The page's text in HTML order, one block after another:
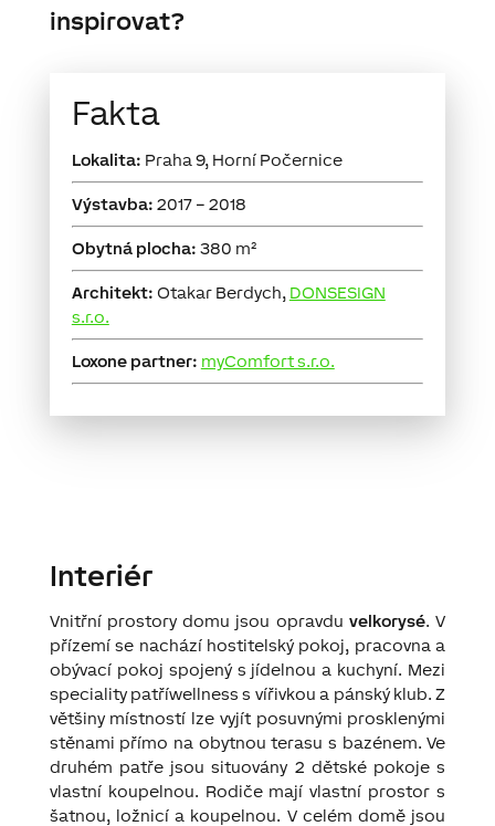
inspirovat?
Fakta
Lokalita: Praha 9, Horní Počernice
Výstavba: 2017 – 2018
Obytná plocha: 380 m²
Architekt: Otakar Berdych, DONSESIGN
s.r.o.
Loxone partner: myComfort s.r.o.
Interiér
Vnitřní prostory domu jsou opravdu velkorysé. V
přízemí se nachází hostitelský pokoj, pracovna a
obývací pokoj spojený s jídelnou a kuchyní. Mezi
speciality patříwellness s vířivkou a pánský klub. Z
většiny místností lze vyjít posuvnými prosklenými
stěnami přímo na obytnou terasu s bazénem. Ve
druhém patře jsou situovány 2 dětské pokoje s
vlastní koupelnou. Rodiče mají vlastní prostor s
šatnou, ložnicí a koupelnou. V celém domě jsou